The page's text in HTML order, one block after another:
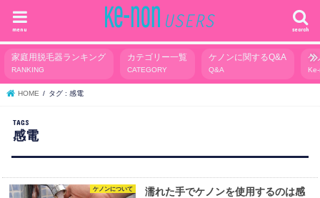
search
menu
家庭用脱毛器ランキング
RANKING
カテゴリー一覧
CATEGORY
ケノンに関するQ&A
Q&A
ケ
HOME タグ : 感電
感電
ケノンについて
濡れた手でケノンを使用するのは感